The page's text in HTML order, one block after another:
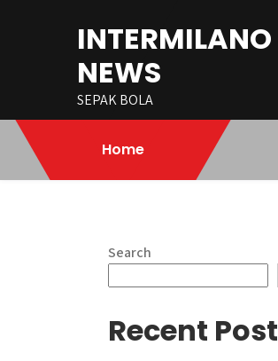
INTERMILANO
NEWS
SEPAK BOLA
Home
Search
Recent